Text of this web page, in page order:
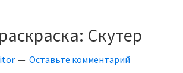
Скутер
Оставьте комментарий